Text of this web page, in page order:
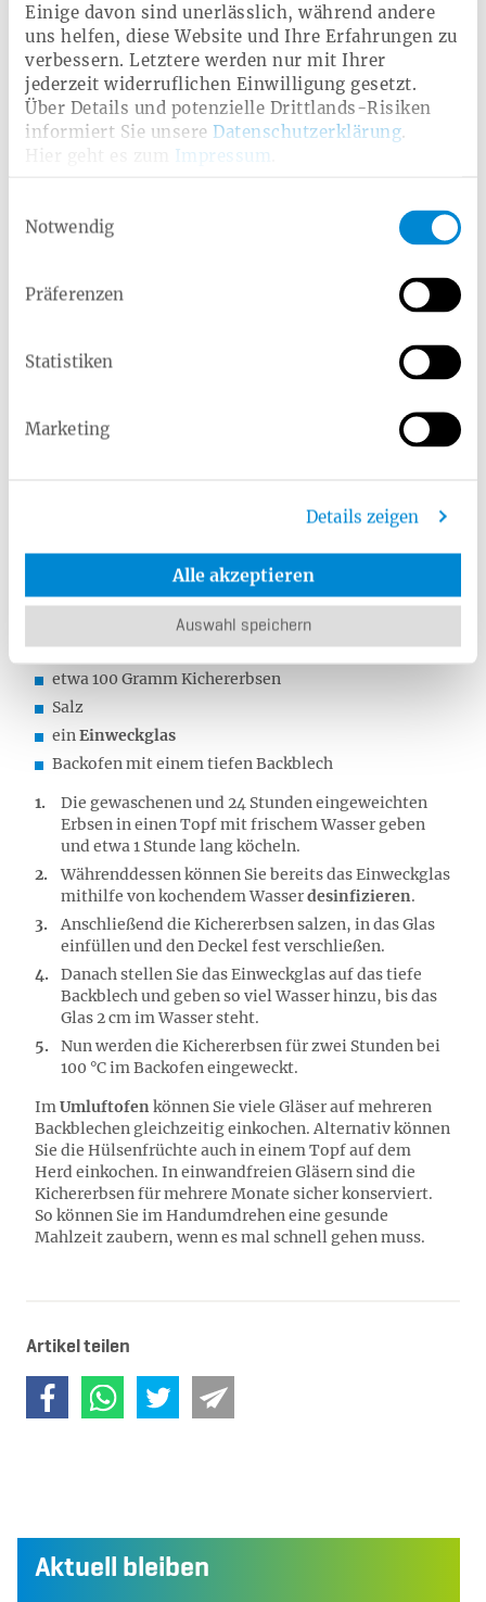
Einige davon sind unerlässlich, während andere
uns helfen, diese Website und Ihre Erfahrungen zu
verbessern. Letztere werden nur mit Ihrer
jederzeit widerruflichen Einwilligung gesetzt.
Über Details und potenzielle Drittlands-Risiken
informiert Sie unsere Datenschutzerklärung.
Impressum
Notwendig
Präferenzen
Statistiken
Marketing
Details zeigen
Alle akzeptieren
Auswahl speichern
Ernährungsberatung
Ob für mehr Wohlbefinden, bei
Unverträglichkeiten oder chronischen
Ernährungsberatung. Vor Ort, online oder bei
einem qualifizierten Berater Ihrer Wahl – wir
Auf Vorrat einkochen macht Spaß, spart Zeit und hilft
dabei, sich gesund zu ernähren. Statt Fast Food kommt
gesundes, eingewecktes Gemüse auf den Tisch.
etwa 100 Gramm Kichererbsen
Salz
einEinweckglas
Backofen mit einem tiefen Backblech
Die gewaschenen und 24 Stunden eingeweichten
Erbsen in einen Topf mit frischem Wasser geben
und etwa 1 Stunde lang köcheln.
Währenddessen können Sie bereits das Einweckglas
mithilfe von kochendem Wasserdesinfizieren.
Anschließend die Kichererbsen salzen, in das Glas
einfüllen und den Deckel fest verschließen.
Danach stellen Sie das Einweckglas auf das tiefe
Backblech und geben so viel Wasser hinzu, bis das
Glas 2 cm im Wasser steht.
Nun werden die Kichererbsen für zwei Stunden bei
100 °C im Backofen eingeweckt.
ImUmluftofenkönnen Sie viele Gläser auf mehreren
Backblechen gleichzeitig einkochen. Alternativ können
Sie die Hülsenfrüchte auch in einem Topf auf dem
Herd einkochen. In einwandfreien Gläsern sind die
Kichererbsen für mehrere Monate sicher konserviert.
So können Sie im Handumdrehen eine gesunde
Mahlzeit zaubern, wenn es mal schnell gehen muss.
Artikel teilen
Aktuell bleiben